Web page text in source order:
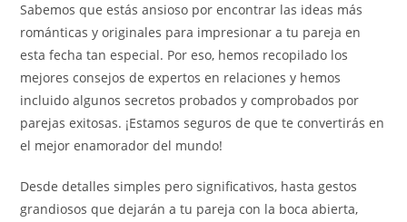
Sabemos que estás ansioso por encontrar las ideas más
románticas y originales para impresionar a tu pareja en
esta fecha tan especial. Por eso, hemos recopilado los
mejores consejos de expertos en relaciones y hemos
incluido algunos secretos probados y comprobados por
parejas exitosas. ¡Estamos seguros de que te convertirás en
el mejor enamorador del mundo!
Desde detalles simples pero significativos, hasta gestos
grandiosos que dejarán a tu pareja con la boca abierta,